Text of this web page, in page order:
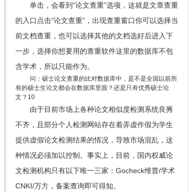
单击，会看到“论文查重”选项，这就是文章查重
的入口点击“论文查重”，出现查重窗口你可以选择当
前文档查重，也可以选择其他的文档选好后进入下
一步，选择你想要用的查重软件这里的数据库不包
含学术，所以只能作为。
问：硕士论文查重的比对数据库中，是不是全国以前所
有的硕士生论文都会在数据库里面？还是只有优秀硕士论
文？10
由于目前市场上各种论文相似度检测系统良莠
不齐，且部分个人检测网站存在着弄虚作假为学生
提供虚假论文检测结果的情况，导致市场混乱，这
种情况必须加以控制。事实上，目前，国内权威论
文检测机构只有以下唯一三家：Gocheck维普/学术
CNKI/万方，备案查询即可得知。